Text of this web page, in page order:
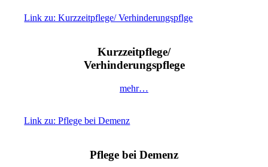
Link zu: Kurzzeitpflege/ Verhinderungspflge
Kurzzeitpflege/
Verhinderungspflege
mehr…
Link zu: Pflege bei Demenz
Pflege bei Demenz